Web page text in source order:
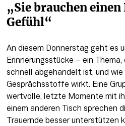
„Sie brauchen
Gefühl“
An diesem Donnerstag geht es
Erinnerungsstücke – ein
schnell abgehandelt ist, und
Gesprächsstoffe wirkt. Eine
wertvolle, letzte Momente mit
einem anderen Tisch sprechen
Trauernde besser unterstützen